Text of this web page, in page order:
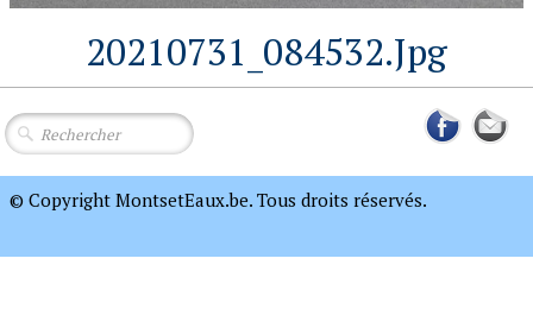
20210731_084532.jpg
© Copyright MontsetEaux.be. Tous droits réservés.